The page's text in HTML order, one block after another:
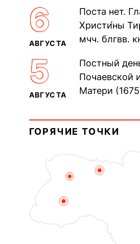
прп.
6
АВГУСТА
Поста нет.
Христи́ны
мчч. блгвв.
Дави́да
5
АВГУСТА
Постный
Почаевской
Матери
мучеников
воина
ГОРЯЧИЕ ТОЧКИ